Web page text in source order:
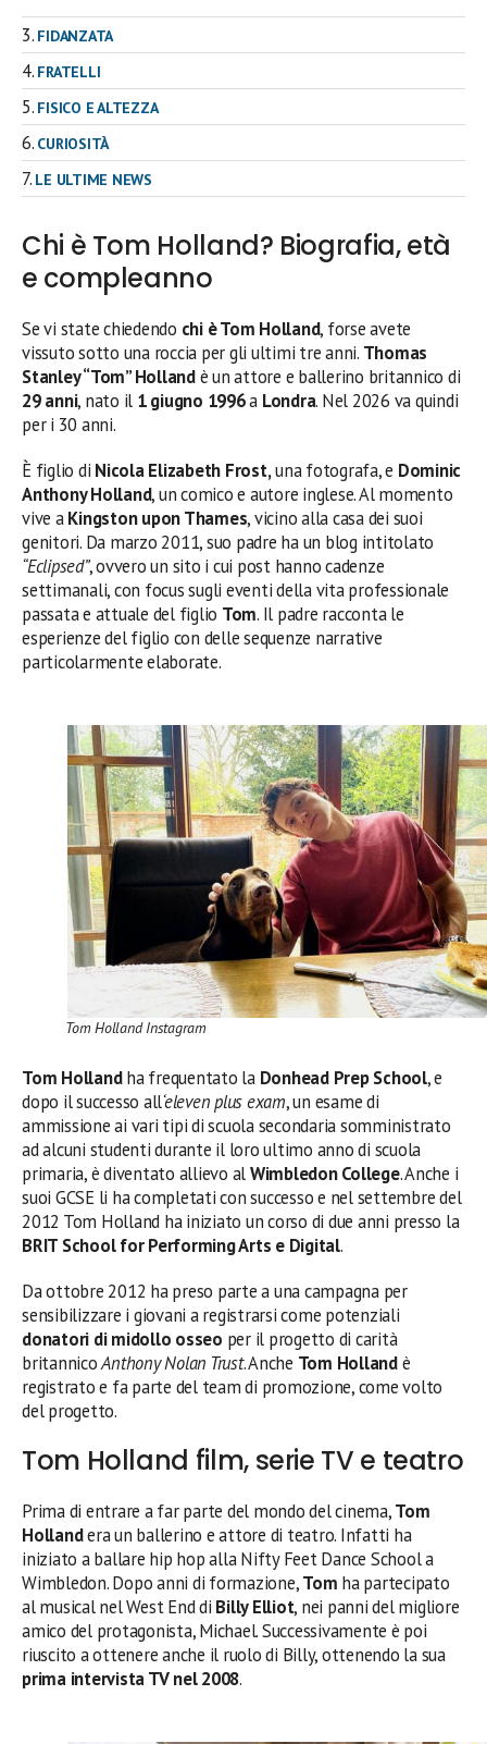
FIDANZATA
FRATELLI
FISICO E ALTEZZA
CURIOSITÀ
LE ULTIME NEWS
Chi è Tom Holland? Biografia, età
e compleanno
Se vi state chiedendo chi è Tom Holland, forse avete
vissuto sotto una roccia per gli ultimi tre anni. Thomas
Stanley “Tom” Hollandè un attore e ballerino britannico di
29 anni, nato il 1 giugno 1996a Londra. Nel 2026 va quindi
per i 30 anni.
È figlio di Nicola Elizabeth Frost,una fotografa, e Dominic
Anthony Holland, un comico e autore inglese. Al momento
vive aKingston upon Thames, vicino alla casa dei suoi
genitori. Da marzo 2011, suo padre ha un blog intitolato
“Eclipsed”, ovvero un sito i cui post hanno cadenze
settimanali, con focus sugli eventi della vita professionale
passata e attuale del figlio Tom. Il padre racconta le
esperienze del figlio con delle sequenze narrative
particolarmente elaborate.
Tom Holland Instagram
Tom Hollandha frequentato laDonhead Prep School, e
dopo il successo all‘eleven plus exam, un esame di
ammissione ai vari tipi di scuola secondaria somministrato
ad alcuni studenti durante il loro ultimo anno di scuola
primaria, è diventato allievo alWimbledon College. Anche i
suoi GCSE li ha completati con successo e nel settembre del
2012 Tom Holland ha iniziato un corso di due anni presso la
BRIT School for Performing Arts e Digital.
Da ottobre 2012 ha preso parte a una campagna per
sensibilizzare i giovani a registrarsi come potenziali
donatori di midollo osseo per il progetto di carità
britannicoAnthony Nolan Trust. Anche Tom Hollandè
registrato e fa parte del team di promozione, come volto
del progetto.
Tom Holland film, serie TV e teatro
Prima di entrare a far parte del mondo del cinema,Tom
Hollandera un ballerino e attore di teatro. Infatti ha
iniziato a ballare hip hop alla Nifty Feet Dance School a
Wimbledon. Dopo anni di formazione,Tom ha partecipato
al musical nel West End di Billy Elliot, nei panni del migliore
amico del protagonista, Michael. Successivamente è poi
riuscito a ottenere anche il ruolo di Billy, ottenendo la sua
prima intervista TV nel 2008.